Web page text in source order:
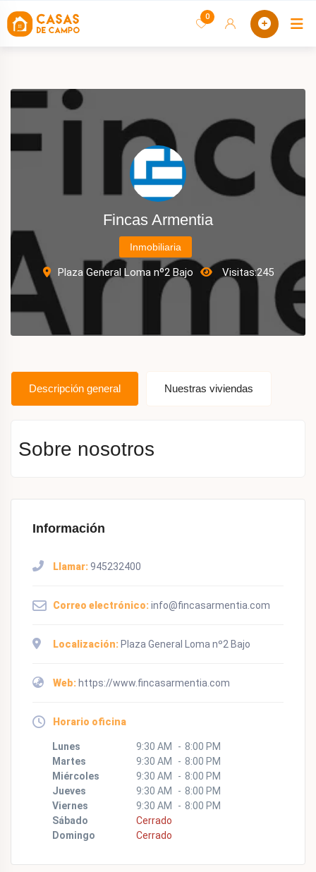
saltar
al
0
Fincas Armentia
Inmobiliaria
Plaza General Loma nº2 Bajo Visitas:245
Descripción general Nuestras viviendas
Sobre nosotros
Información
Llamar:945232400
Correo electrónico:info@fincasarmentia.com
Localización: Plaza General Loma nº2 Bajo
Web: https://www.fincasarmentia.com
Horario oficina
Lunes 9:30 AM
8:00 PM
Martes
9:30 AM
8:00 PM
Miércoles
9:30 AM
8:00 PM
Jueves
9:30 AM
8:00 PM
Viernes
9:30 AM
8:00 PM
Sábado
Cerrado
Domingo
Cerrado